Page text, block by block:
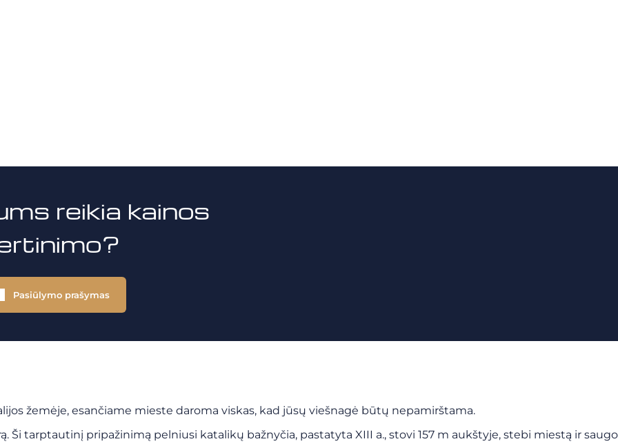
reikia kainos
Pasiūlymo prašymas
žemėje, esančiame mieste daroma viskas, kad jūsų viešnagė būtų nepamirštama.
tarptautinį pripažinimą pelniusi katalikų bažnyčia, pastatyta XIII a., stovi 157 m aukštyje, stebi miestą ir saugo